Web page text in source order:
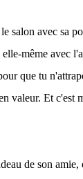
salon avec sa
même avec
que tu
valeur. Et
de son